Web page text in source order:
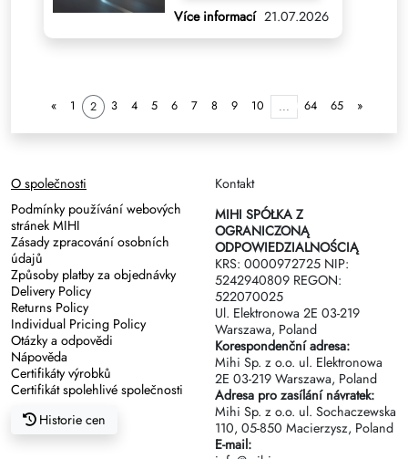
Více informací 21.07.2026
« 1 2 3 4 5 6 7 8 9 10 ... 64 65 »
O společnosti
Podmínky používání webových
stránek MIHI
Zásady zpracování osobních
údajů
Způsoby platby za objednávky
Delivery Policy
Returns Policy
Individual Pricing Policy
Otázky a odpovědi
Nápověda
Certifikáty výrobků
Certifikát spolehlivé společnosti
Historie cen
Kontakt
MIHI SPÓŁKA Z
OGRANICZONĄ
ODPOWIEDZIALNOŚCIĄ
KRS: 0000972725 NIP:
5242940809 REGON:
522070025
Ul. Elektronowa 2Е 03-219
Warszawa, Poland
Korespondenční adresa:
Mihi Sp. z o.o. ul. Elektronowa
2Е 03-219 Warszawa, Poland
Adresa pro zasílání návratek:
Mihi Sp. z o.o. ul. Sochaczewska
110, 05-850 Macierzysz, Poland
E-mail: